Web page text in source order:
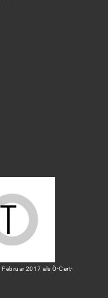
2017 als Ö-Cert-